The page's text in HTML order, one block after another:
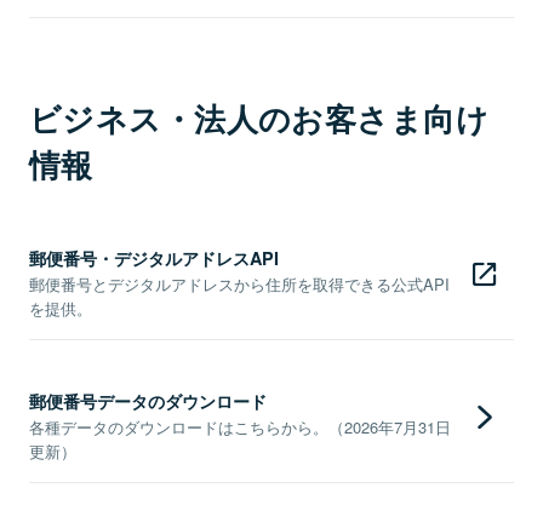
ビジネス・法人のお客さま向け
情報
郵便番号・デジタルアドレスAPI
郵便番号とデジタルアドレスから住所を取得できる公式API
を提供。
郵便番号データのダウンロード
各種データのダウンロードはこちらから。（2026年7月31日
更新）